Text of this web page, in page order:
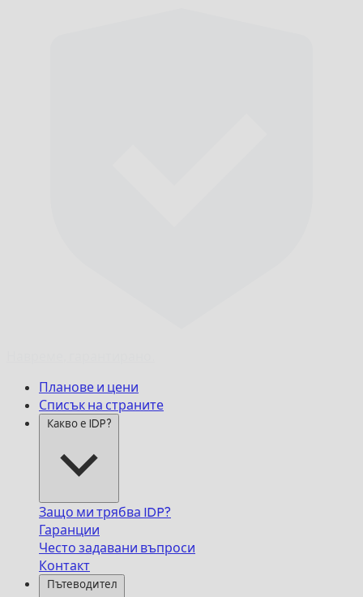
Планове и цени
Списък на страните
Какво е IDP?
Защо ми трябва IDP?
Гаранции
Често задавани въпроси
Контакт
Пътеводител